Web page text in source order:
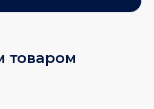
товаром